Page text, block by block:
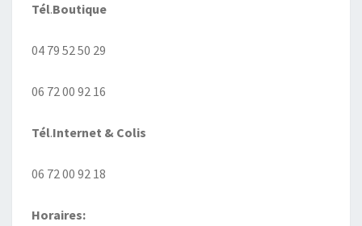
Tél.Boutique
04 79 52 50 29
06 72 00 92 16
Tél.Internet & Colis
06 72 00 92 18
Horaires: